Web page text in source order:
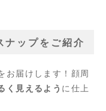
ップをご紹介
お届けします！顔周
く見えるよう に仕上